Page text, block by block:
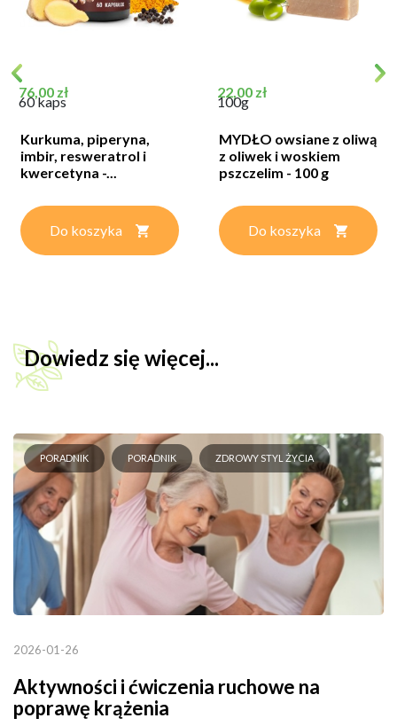
Cena
76,00 zł
60 kaps
Kurkuma, piperyna,
imbir, resweratrol i
kwercetyna -...
Do koszyka
Cena
22,00 zł
100g
MYDŁO owsiane z oliwą
z oliwek i woskiem
pszczelim - 100 g
Do koszyka
Dowiedz się więcej...
PORADNIK PORADNIK ZDROWY STYL ŻYCIA
2026-01-26
Aktywności i ćwiczenia ruchowe na
poprawę krążenia